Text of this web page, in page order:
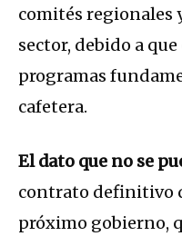
comités regionales
sector, debido a
programas
cafetera.
El dato que no se
contrato definitivo
próximo gobierno,